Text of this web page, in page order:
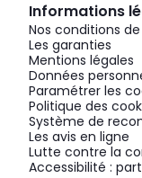
Informations
Nos conditions
Les garanties
Mentions légales
Données
Paramétrer les
Politique des
Système de
Les avis en ligne
Lutte contre la
Accessibilité :